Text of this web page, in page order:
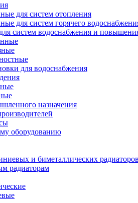
для систем отопления
для систем горячего
систем водоснабжения и
для водоснабжения
назначения
оборудованию
и биметаллических радиаторов
радиаторам